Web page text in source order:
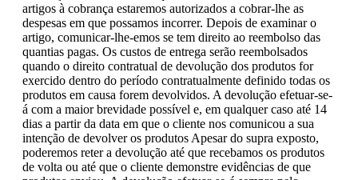
artigos à cobrança estaremos autorizados a cobrar-lhe as
despesas em que possamos incorrer. Depois de examinar o
artigo, comunicar-lhe-emos se tem direito ao reembolso das
quantias pagas. Os custos de entrega serão reembolsados
quando o direito contratual de devolução dos produtos for
exercido dentro do período contratualmente definido todas os
produtos em causa forem devolvidos. A devolução efetuar-se-
á com a maior brevidade possível e, em qualquer caso até 14
dias a partir da data em que o cliente nos comunicou a sua
intenção de devolver os produtos Apesar do supra exposto,
poderemos reter a devolução até que recebamos os produtos
de volta ou até que o cliente demonstre evidências de que